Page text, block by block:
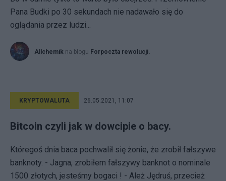
Pana Budki po 30 sekundach nie nadawało się do
oglądania przez ludzi...
Allchemik na blogu Forpoczta rewolucji.
KRYPTOWALUTA 26.05.2021, 11:07
Bitcoin czyli jak w dowcipie o bacy.
Któregoś dnia baca pochwalił się żonie, że zrobił fałszywe
banknoty. - Jagna, zrobiłem fałszywy banknot o nominale
1500 złotych, jesteśmy bogaci ! - Ależ Jędruś, przecież